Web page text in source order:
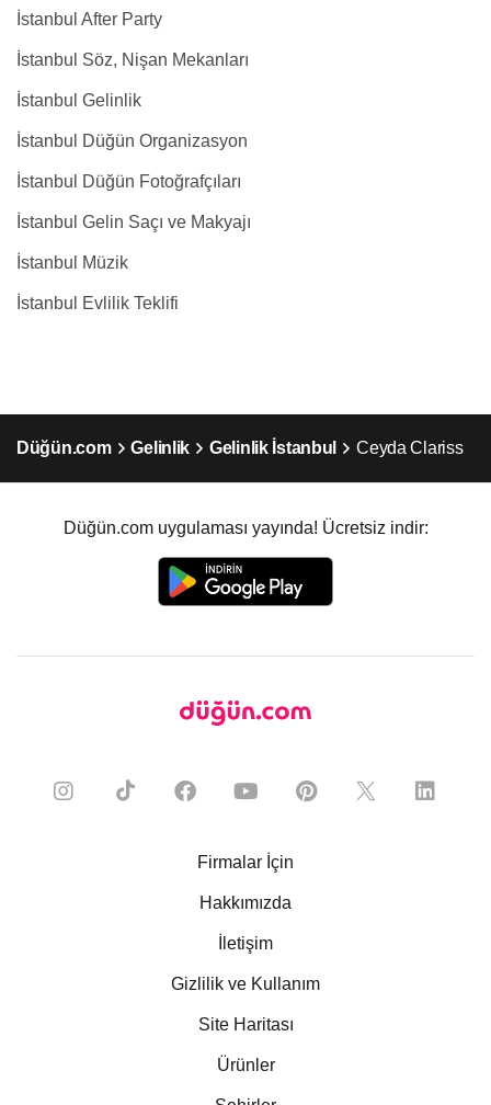
İstanbul After Party
İstanbul Söz, Nişan Mekanları
İstanbul Gelinlik
İstanbul Düğün Organizasyon
İstanbul Düğün Fotoğrafçıları
İstanbul Gelin Saçı ve Makyajı
İstanbul Müzik
İstanbul Evlilik Teklifi
Düğün.com Gelinlik Gelinlik İstanbul Ceyda Clariss
Düğün.com uygulaması yayında! Ücretsiz indir:
Firmalar İçin
Hakkımızda
İletişim
Gizlilik ve Kullanım
Site Haritası
Ürünler